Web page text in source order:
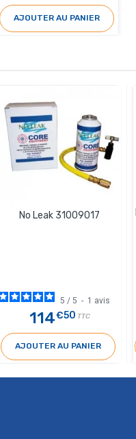
AJOUTER AU PANIER
No Leak 31009017
5 / 5 - 1 avis
114€50 TTC
AJOUTER AU PANIER